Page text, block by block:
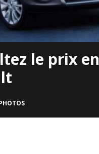
le prix